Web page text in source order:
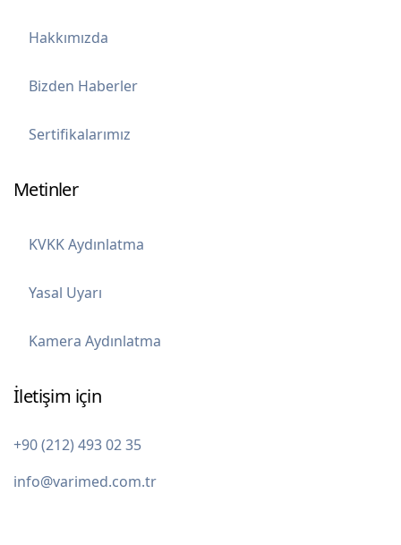
Hakkımızda
Bizden Haberler
Sertifikalarımız
Metinler
KVKK Aydınlatma
Yasal Uyarı
Kamera Aydınlatma
İletişim için
+90 (212) 493 02 35
info@varimed.com.tr